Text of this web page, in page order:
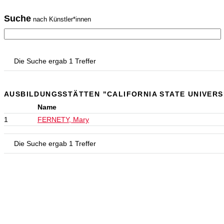
Suche nach Künstler*innen
Die Suche ergab 1 Treffer
AUSBILDUNGSSTÄTTEN "CALIFORNIA STATE
Name
1
FERNETY, Mary
Die Suche ergab 1 Treffer